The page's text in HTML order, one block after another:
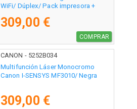
WiFi/ Dúplex/ Pack impresora +
309,00 €
COMPRAR
CANON - 5252B034
Multifunción Láser Monocromo
Canon I-SENSYS MF3010/ Negra
309,00 €